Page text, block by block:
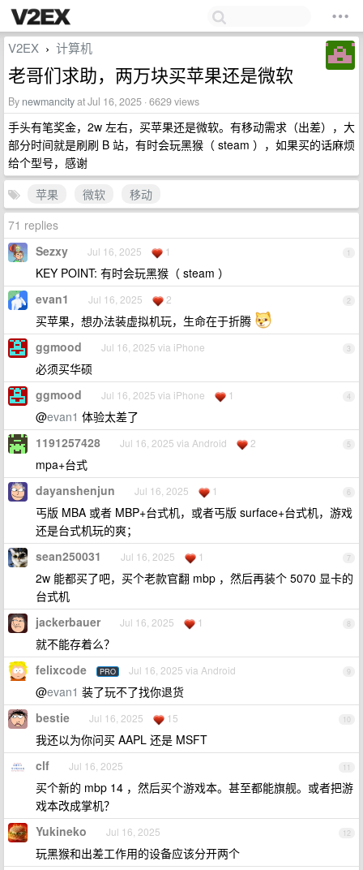
V2EX › 计算机
老哥们求助，两万块买苹果还是微软
By newmancityat Jul 16, 2025 · 6629 views
手头有笔奖金，2w 左右，买苹果还是微软。有移动需求（出差），大
部分时间就是刷刷 B 站，有时会玩黑猴（ steam ），如果买的话麻烦
给个型号，感谢
苹果
微软
移动
71 replies
1
Sezxy Jul 16, 2025 1
KEY POINT: 有时会玩黑猴（ steam ）
2
evan1 Jul 16, 2025 2
买苹果，想办法装虚拟机玩，生命在于折腾
3
ggmood Jul 16, 2025 via iPhone
必须买华硕
4
ggmood Jul 16, 2025 via iPhone 1
@evan1 体验太差了
5
1191257428 Jul 16, 2025 via Android 2
mpa+台式
6
dayanshenjun Jul 16, 2025 1
丐版 MBA 或者 MBP+台式机，或者丐版 surface+台式机，游戏
还是台式机玩的爽；
7
sean250031 Jul 16, 2025 1
2w 能都买了吧，买个老款官翻 mbp ，然后再装个 5070 显卡的
台式机
8
jackerbauer Jul 16, 2025 1
就不能存着么？
9
felixcode PRO Jul 16, 2025 via Android
@evan1 装了玩不了找你退货
10
bestie Jul 16, 2025 15
我还以为你问买 AAPL 还是 MSFT
11
clf Jul 16, 2025
买个新的 mbp 14 ，然后买个游戏本。甚至都能旗舰。或者把游
戏本改成掌机？
12
Yukineko Jul 16, 2025
玩黑猴和出差工作用的设备应该分开两个